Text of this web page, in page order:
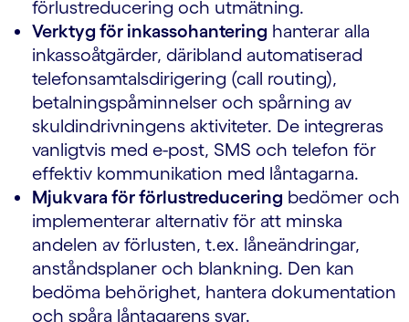
förlustreducering och utmätning.
Verktyg för inkassohantering hanterar alla
inkassoåtgärder, däribland automatiserad
telefonsamtalsdirigering (call routing),
betalningspåminnelser och spårning av
skuldindrivningens aktiviteter. De integreras
vanligtvis med e-post, SMS och telefon för
effektiv kommunikation med låntagarna.
Mjukvara för förlustreducering bedömer och
implementerar alternativ för att minska
andelen av förlusten, t.ex. låneändringar,
anståndsplaner och blankning. Den kan
bedöma behörighet, hantera dokumentation
och spåra låntagarens svar.